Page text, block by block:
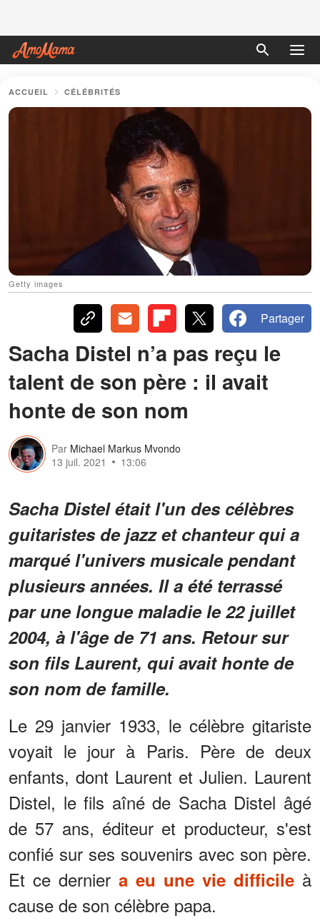
ACCUEIL CÉLÉBRITÉS
Getty images
Partager
Sacha Distel n’a pas reçu le
talent de son père : il avait
honte de son nom
Par Michael Markus Mvondo
13 juil. 2021
13:06
Sacha Distel était l'un des célèbres
guitaristes de jazz et chanteur qui a
marqué l'univers musicale pendant
plusieurs années. Il a été terrassé
par une longue maladie le 22 juillet
2004, à l'âge de 71 ans. Retour sur
son fils Laurent, qui avait honte de
son nom de famille.
Le 29 janvier 1933, le célèbre gitariste
voyait le jour à Paris. Père de deux
enfants, dont Laurent et Julien. Laurent
Distel, le fils aîné de Sacha Distel âgé
de 57 ans, éditeur et producteur, s'est
confié sur ses souvenirs avec son père.
Et ce dernier a eu une vie difficile à
cause de son célèbre papa.